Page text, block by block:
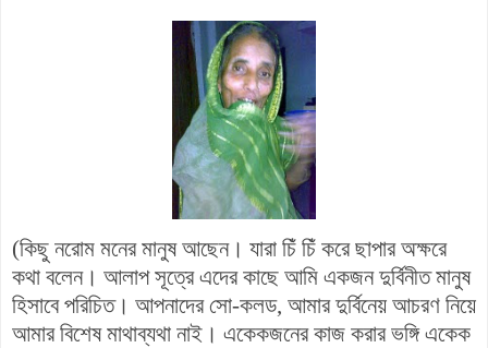
(কিছু নরোম মনের মানুষ আছেন। যারা চিঁ চিঁ করে ছাপার অক্ষরে
কথা বলেন। আলাপ সূত্রে এদের কাছে আমি একজন দুর্বিনীত মানুষ
হিসাবে পরিচিত। আপনাদের সো-কলড, আমার দুর্বিনেয় আচরণ নিয়ে
আমার বিশেষ মাথাব্যথা নাই। একেকজনের কাজ করার ভঙ্গি একেক